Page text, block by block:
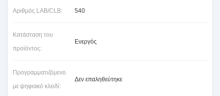
Αριθμός LAB/CLB: 540
Κατάσταση του
προϊόντος:
Ενεργός
Προγραμματιζόμενο
με ψηφιακό κλειδί:
Δεν επαληθεύτηκε